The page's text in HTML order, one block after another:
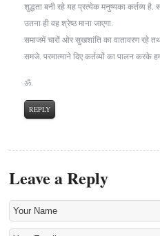
शुद्धता बनी रहे यह प्रत्येक मनुष्यका कर्तव्य
उतना ही वह श्रेष्ठ माना जाएगा.
समाजमें चारों ओर सुखशांति का वातावरण रहे
समजे. परमात्माने दिए कर्तव्यों का पालन
ॐ.
REPLY
Leave a Reply